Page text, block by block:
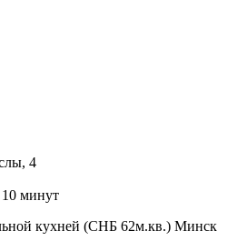
4
10 минут
кухней (СНБ 62м.кв.) Минск